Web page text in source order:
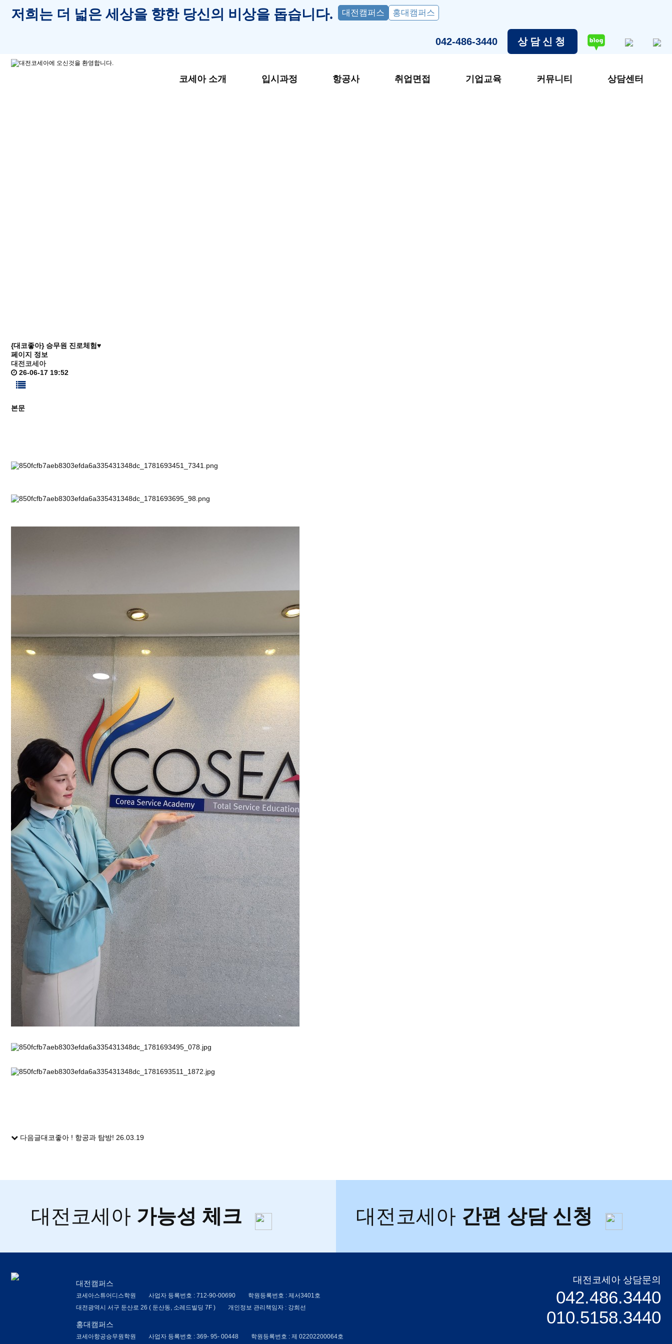
저희는 더 넓은 세상을 향한 당신의 비상을 돕습니다. 대전캠퍼스 홍대캠퍼스
042-486-3440 상담신청
코세아 소개 입시과정 항공사 취업면접 기업교육 커뮤니티 상담센터
{대코좋아} 승무원 진로체험♥
페이지 정보
대전코세아
26-06-17 19:52
본문
다음글대코좋아 ! 항공과 탐방! 26.03.19
대전코세아 가능성 체크 대전코세아 간편 상담 신청
대전캠퍼스
코세아스튜어디스학원 사업자 등록번호 : 712-90-00690
학원등록번호 : 제서3401호
대전광역시 서구 둔산로 26 ( 둔산동, 소레드빌딩 7F )
개인정보 관리책임자 : 강희선
홍대캠퍼스
코세아항공승무원학원 사업자 등록번호 : 369- 95- 00448 학원등록번호 : 제 02202200064호
대전코세아 상담문의
042.486.3440
010.5158.3440